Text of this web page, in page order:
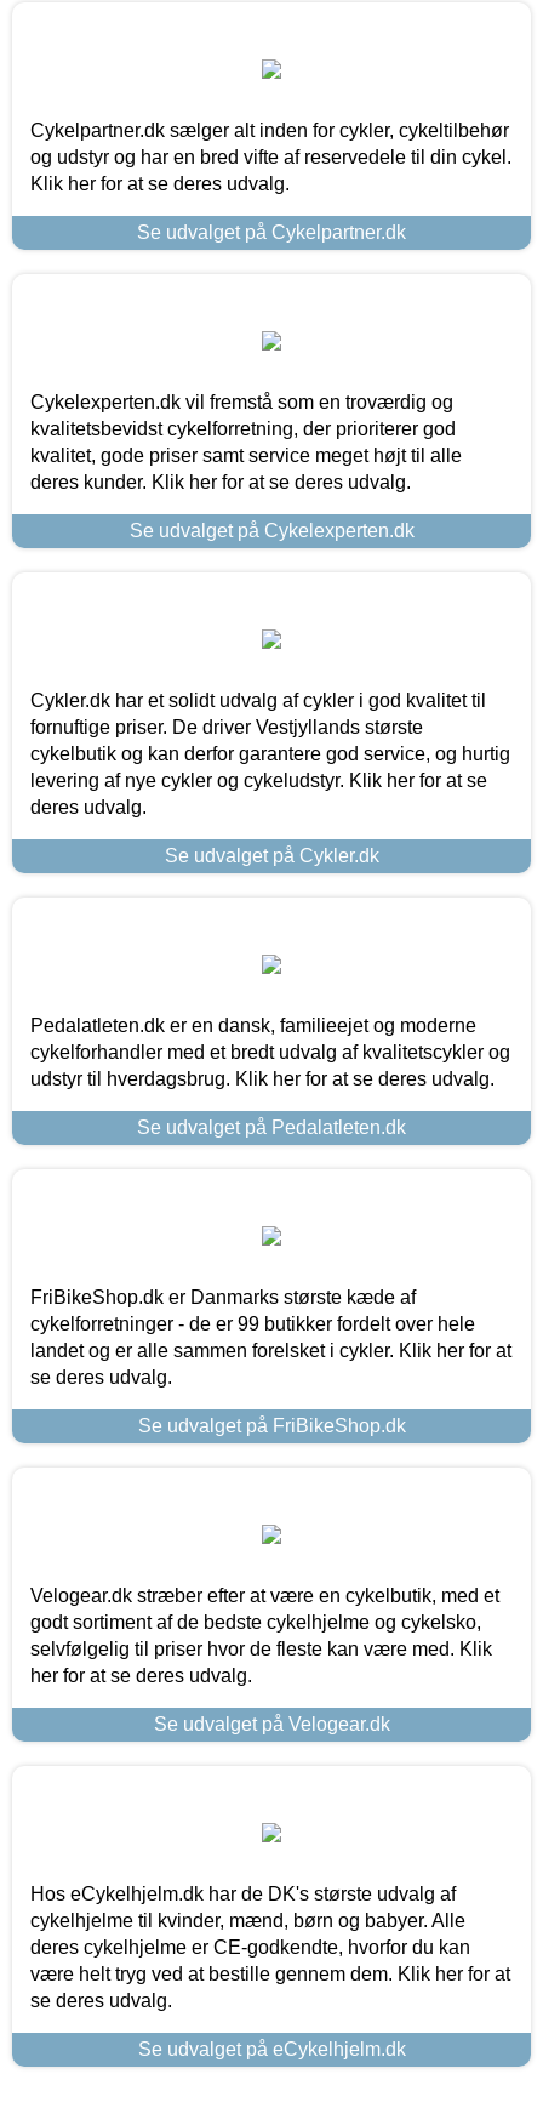
Cykelpartner.dk sælger alt inden for cykler, cykeltilbehør
og udstyr og har en bred vifte af reservedele til din cykel.
Klik her for at se deres udvalg.
Se udvalget på Cykelpartner.dk
Cykelexperten.dk vil fremstå som en troværdig og
kvalitetsbevidst cykelforretning, der prioriterer god
kvalitet, gode priser samt service meget højt til alle
deres kunder. Klik her for at se deres udvalg.
Se udvalget på Cykelexperten.dk
Cykler.dk har et solidt udvalg af cykler i god kvalitet til
fornuftige priser. De driver Vestjyllands største
cykelbutik og kan derfor garantere god service, og hurtig
levering af nye cykler og cykeludstyr. Klik her for at se
deres udvalg.
Se udvalget på Cykler.dk
Pedalatleten.dk er en dansk, familieejet og moderne
cykelforhandler med et bredt udvalg af kvalitetscykler og
udstyr til hverdagsbrug. Klik her for at se deres udvalg.
Se udvalget på Pedalatleten.dk
FriBikeShop.dk er Danmarks største kæde af
cykelforretninger - de er 99 butikker fordelt over hele
landet og er alle sammen forelsket i cykler. Klik her for at
se deres udvalg.
Se udvalget på FriBikeShop.dk
Velogear.dk stræber efter at være en cykelbutik, med et
godt sortiment af de bedste cykelhjelme og cykelsko,
selvfølgelig til priser hvor de fleste kan være med. Klik
her for at se deres udvalg.
Se udvalget på Velogear.dk
Hos eCykelhjelm.dk har de DK's største udvalg af
cykelhjelme til kvinder, mænd, børn og babyer. Alle
deres cykelhjelme er CE-godkendte, hvorfor du kan
være helt tryg ved at bestille gennem dem. Klik her for at
se deres udvalg.
Se udvalget på eCykelhjelm.dk